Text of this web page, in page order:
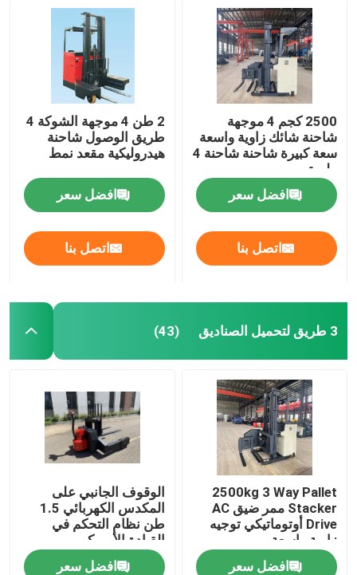
2500 كجم 4 موجهة
شاحنة شائك زاوية واسعة
سعة كبيرة شاحنة شاحنة 4
طريق
افضل سعر
اتصل بنا
2 طن 4 موجهة الشوكة 4
طريق الوصول شاحنة
هيدروليكية مقعد نمط
افضل سعر
اتصل بنا
3 طريق لتحميل الصناديق (43)
2500kg 3 Way Pallet
Stacker ممر ضيق AC
Drive أوتوماتيكي توجيه
زاوية واسعة
افضل سعر
الوقوف الجانبي على
المكدس الكهربائي 1.5
طن نظام التحكم في
القيادة الأمريكي
افضل سعر